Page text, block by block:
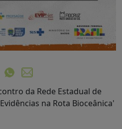
da Rede Estadual de
na Rota Bioceânica'